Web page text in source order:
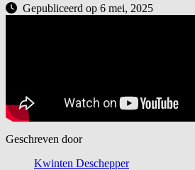
Gepubliceerd op 6 mei, 2025
Geschreven door
Kwinten Deschepper